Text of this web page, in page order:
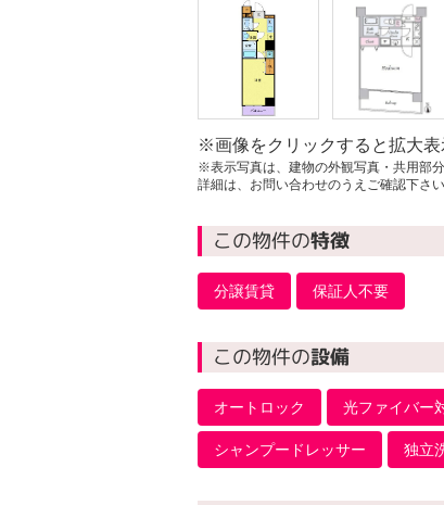
※画像をクリックすると拡大表
※表示写真は、建物の外観写真・共用部
詳細は、お問い合わせのうえご確認下さい
この物件の特徴
分譲賃貸 保証人不要
この物件の設備
オートロック 光ファイバー
シャンプードレッサー 独立